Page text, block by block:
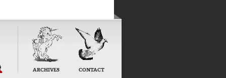
ARCHIVES CONTACT